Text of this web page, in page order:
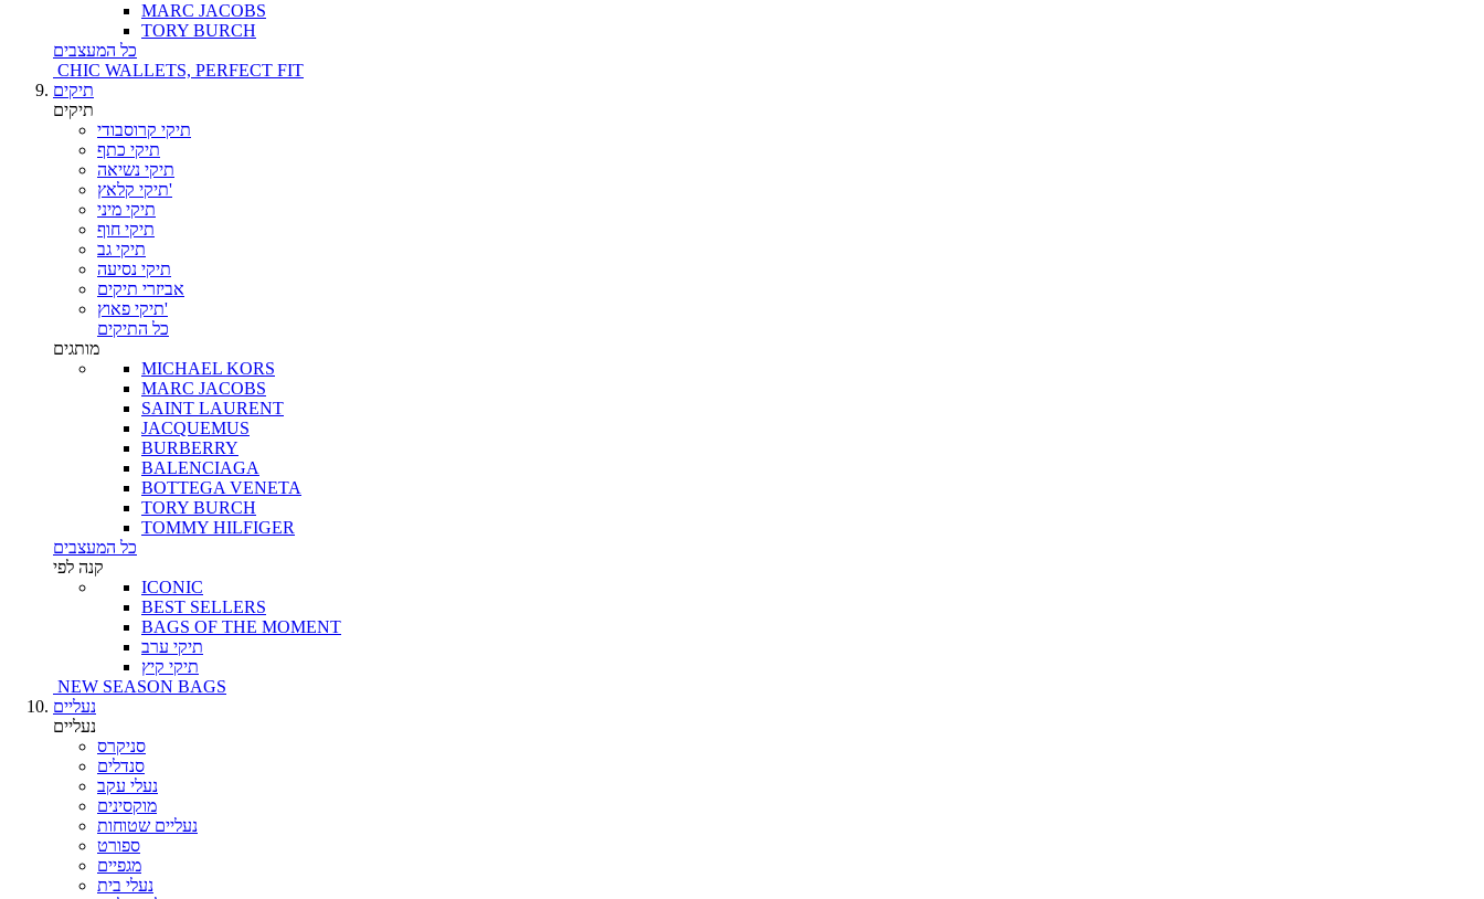
MARC JACOBS
TORY BURCH
כל המעצבים
CHIC WALLETS, PERFECT FIT
תיקים
תיקים
תיקי קרוסבודי
תיקי כתף
תיקי נשיאה
תיקי קלאץ'
תיקי מיני
תיקי חוף
תיקי גב
תיקי נסיעה
אביזרי תיקים
תיקי פאוץ'
כל התיקים
מותגים
MICHAEL KORS
MARC JACOBS
SAINT LAURENT
JACQUEMUS
BURBERRY
BALENCIAGA
BOTTEGA VENETA
TORY BURCH
TOMMY HILFIGER
כל המעצבים
קנה לפי
ICONIC
BEST SELLERS
BAGS OF THE MOMENT
תיקי ערב
תיקי קיץ
NEW SEASON BAGS
נעליים
נעליים
סניקרס
סנדלים
נעלי עקב
מוקסינים
נעליים שטוחות
ספורט
מגפיים
נעלי בית